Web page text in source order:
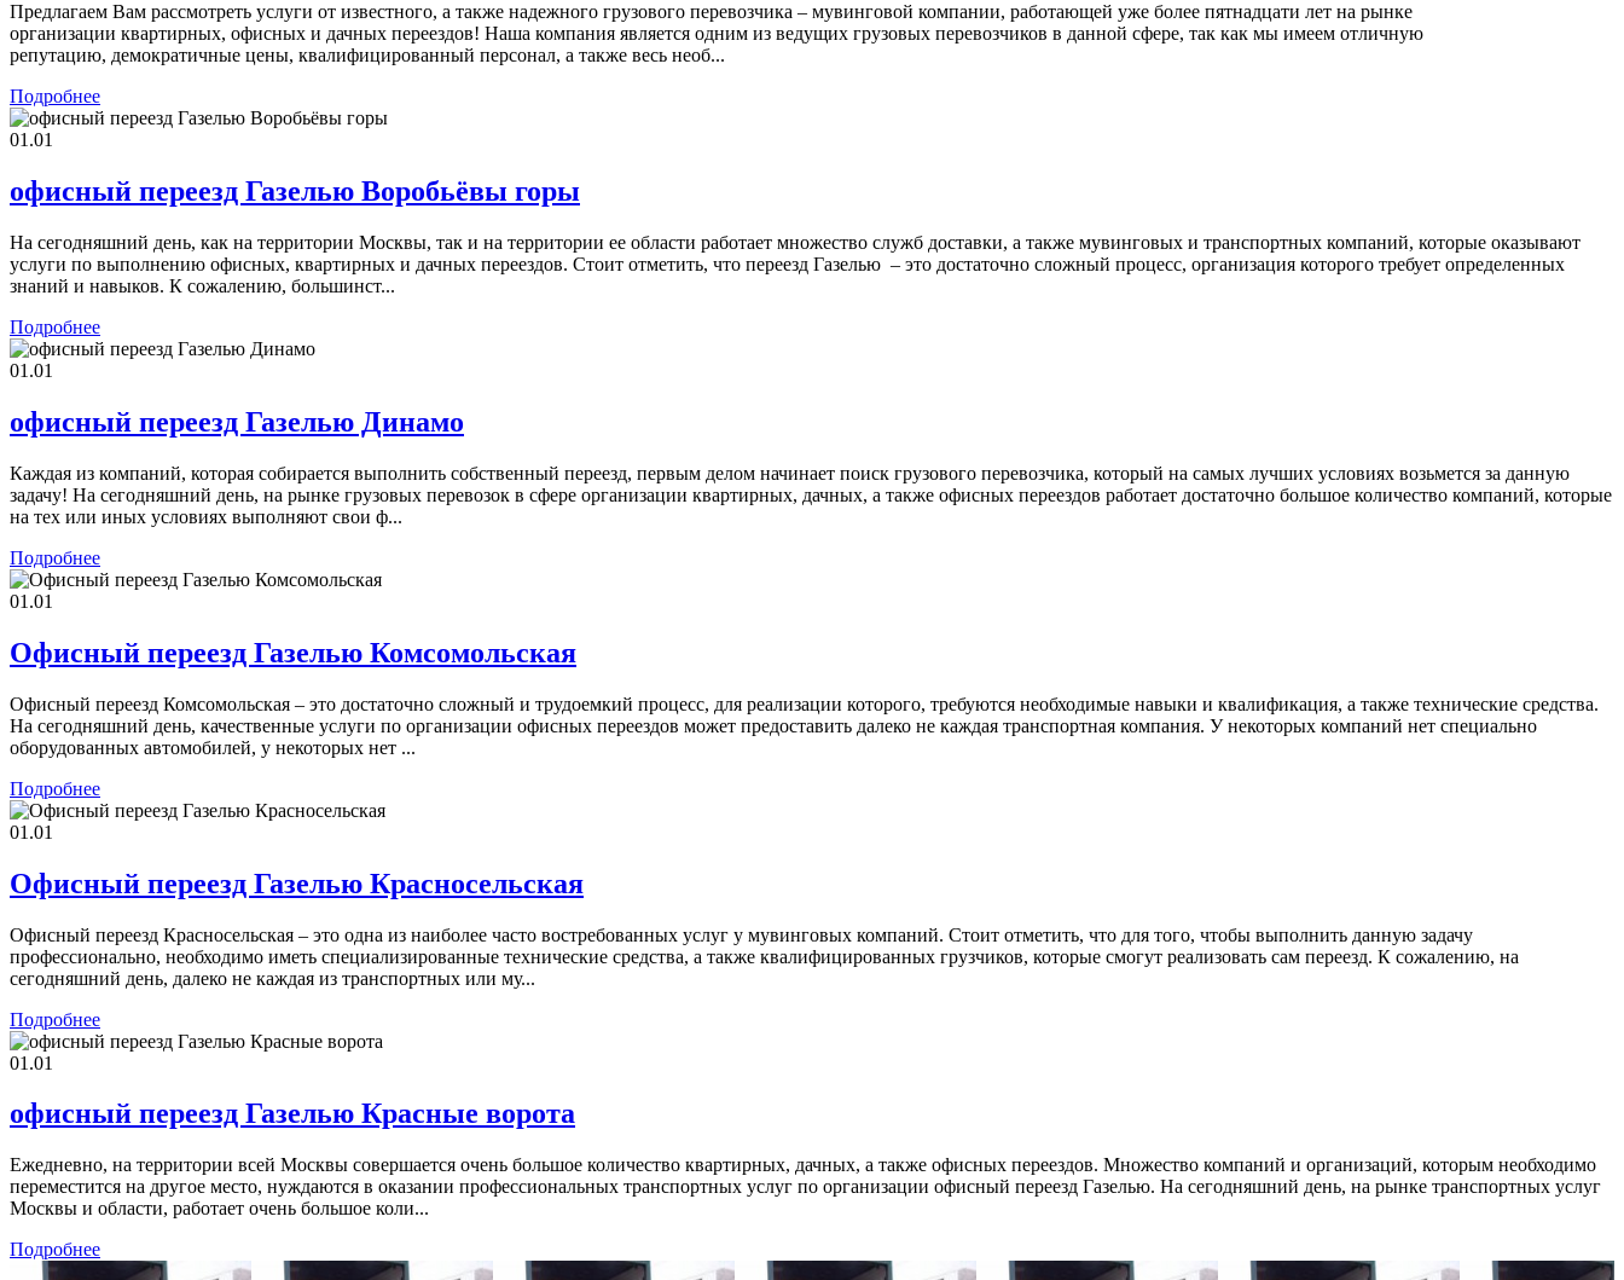
Предлагаем Вам рассмотреть услуги от известного, а также надежного грузового перевозчика – мувинговой компании, работающей уже более пятнадцати лет на рынке
организации квартирных, офисных и дачных переездов! Наша компания является одним из ведущих грузовых перевозчиков в данной сфере, так как мы имеем отличную
репутацию, демократичные цены, квалифицированный персонал, а также весь необ...
Подробнее
01.01
офисный переезд Газелью Воробьёвы горы
На сегодняшний день, как на территории Москвы, так и на территории ее области работает множество служб доставки, а также мувинговых и транспортных компаний, которые оказывают
услуги по выполнению офисных, квартирных и дачных переездов. Стоит отметить, что переезд Газелью – это достаточно сложный процесс, организация которого требует определенных
знаний и навыков. К сожалению, большинст...
Подробнее
01.01
офисный переезд Газелью Динамо
Каждая из компаний, которая собирается выполнить собственный переезд, первым делом начинает поиск грузового перевозчика, который на самых лучших условиях возьмется за данную
задачу! На сегодняшний день, на рынке грузовых перевозок в сфере организации квартирных, дачных, а также офисных переездов работает достаточно большое количество компаний, которые
на тех или иных условиях выполняют свои ф...
Подробнее
01.01
Офисный переезд Газелью Комсомольская
Офисный переезд Комсомольская – это достаточно сложный и трудоемкий процесс, для реализации которого, требуются необходимые навыки и квалификация, а также технические средства.
На сегодняшний день, качественные услуги по организации офисных переездов может предоставить далеко не каждая транспортная компания. У некоторых компаний нет специально
оборудованных автомобилей, у некоторых нет ...
Подробнее
01.01
Офисный переезд Газелью Красносельская
Офисный переезд Красносельская – это одна из наиболее часто востребованных услуг у мувинговых компаний. Стоит отметить, что для того, чтобы выполнить данную задачу
профессионально, необходимо иметь специализированные технические средства, а также квалифицированных грузчиков, которые смогут реализовать сам переезд. К сожалению, на
сегодняшний день, далеко не каждая из транспортных или му...
Подробнее
01.01
офисный переезд Газелью Красные ворота
Ежедневно, на территории всей Москвы совершается очень большое количество квартирных, дачных, а также офисных переездов. Множество компаний и организаций, которым необходимо
переместится на другое место, нуждаются в оказании профессиональных транспортных услуг по организации офисный переезд Газелью. На сегодняшний день, на рынке транспортных услуг
Москвы и области, работает очень большое коли...
Подробнее